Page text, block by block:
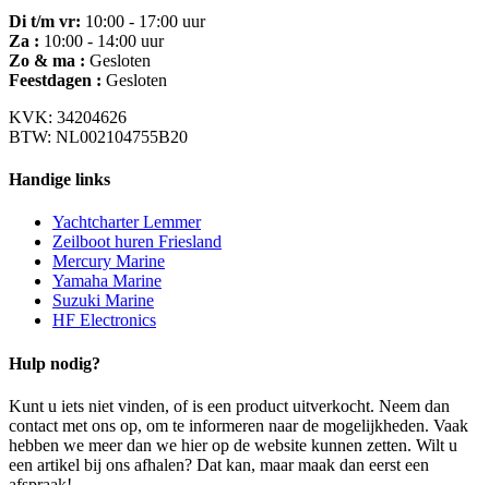
Di t/m vr: 10:00 - 17:00 uur
Za : 10:00 - 14:00 uur
Zo & ma : Gesloten
Feestdagen : Gesloten
KVK: 34204626
BTW: NL002104755B20
Handige links
Yachtcharter Lemmer
Zeilboot huren Friesland
Mercury Marine
Yamaha Marine
Suzuki Marine
HF Electronics
Hulp nodig?
Kunt u iets niet vinden, of is een product uitverkocht. Neem dan
contact met ons op, om te informeren naar de mogelijkheden. Vaak
hebben we meer dan we hier op de website kunnen zetten. Wilt u
een artikel bij ons afhalen? Dat kan, maar maak dan eerst een